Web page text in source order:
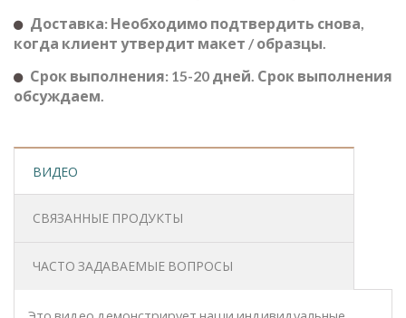
Доставка: Необходимо подтвердить снова,
когда клиент утвердит макет / образцы.
Срок выполнения: 15-20 дней. Срок выполнения
обсуждаем.
ВИДЕО
СВЯЗАННЫЕ ПРОДУКТЫ
ЧАСТО ЗАДАВАЕМЫЕ ВОПРОСЫ